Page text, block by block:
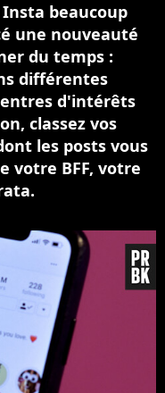
beaucoup
une nouveauté
du temps :
différentes
d'intérêts
classez vos
les posts vous
votre BFF, votre